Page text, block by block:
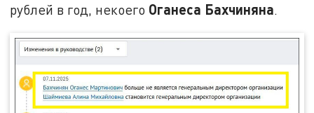
рублей в год, некоего Оганеса Бахчиняна.